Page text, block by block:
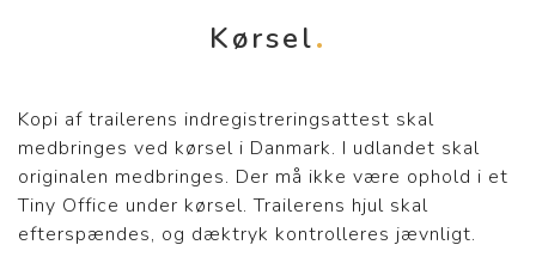
Kørsel
Kopi af trailerens indregistreringsattest skal
medbringes ved kørsel i Danmark. I udlandet skal
originalen medbringes. Der må ikke være ophold i et
Tiny Office under kørsel. Trailerens hjul skal
efterspændes, og dæktryk kontrolleres jævnligt.